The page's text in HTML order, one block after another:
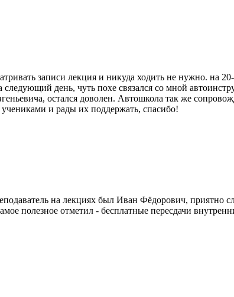
записи лекция и никуда ходить не нужно. на
день, чуть похе связался со мной
остался доволен. Автошкола так же
и рады их поддержать, спасибо!
на лекциях был Иван Фёдорович, приятно
полезное отметил - бесплатные пересдачи